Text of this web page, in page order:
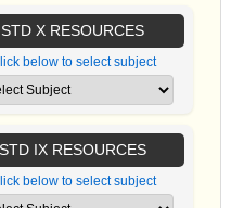
STD X RESOURCES
below to select subject
STD IX RESOURCES
below to select subject